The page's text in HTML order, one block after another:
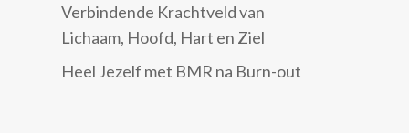
Verbindende Krachtveld van
Lichaam, Hoofd, Hart en Ziel
Heel Jezelf met BMR na Burn-out